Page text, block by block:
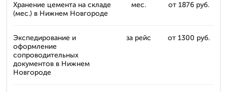
Хранение цемента на складе
(мес.) в Нижнем Новгороде
мес. от 1876 руб.
Экспедирование и
оформление
сопроводительных
документов в Нижнем
Новгороде
за рейс от 1300 руб.